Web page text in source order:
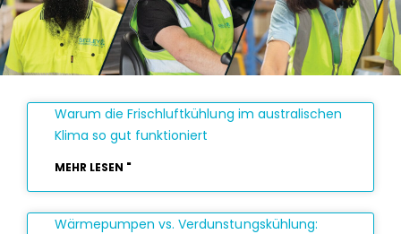
Warum die Frischluftkühlung im australischen
Klima so gut funktioniert
MEHR LESEN "
Wärmepumpen vs. Verdunstungskühlung: